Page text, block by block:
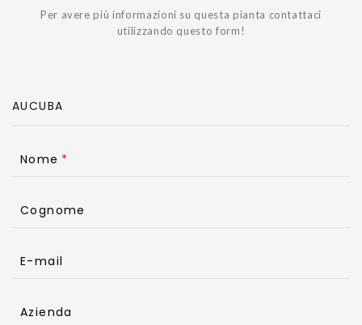
Per avere più informazioni su questa pianta contattaci
utilizzando questo form!
Nome
Cognome
E-mail
Azienda